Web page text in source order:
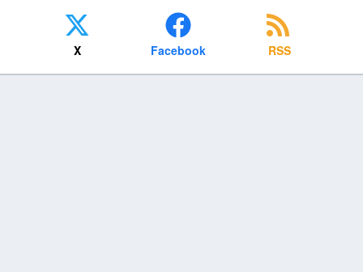
X Facebook RSS